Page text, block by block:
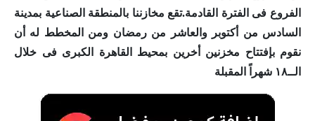
الفروع فى الفترة القادمة.تقع مخازننا بالمنطقة الصناعية بمدينة
السادس من أكتوبر والعاشر من رمضان ومن المخطط له أن
نقوم بإفتتاح مخزنين أخرين بمحيط القاهرة الكبرى فى خلال
الــ١٨ شهراً المقبلة